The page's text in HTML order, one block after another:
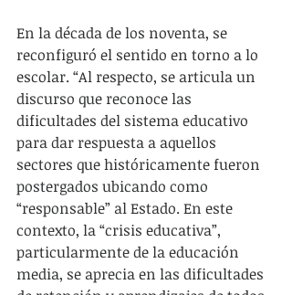
En la década de los noventa, se
reconfiguró el sentido en torno a lo
escolar. “Al respecto, se articula un
discurso que reconoce las
dificultades del sistema educativo
para dar respuesta a aquellos
sectores que históricamente fueron
postergados ubicando como
“responsable” al Estado. En este
contexto, la “crisis educativa”,
particularmente de la educación
media, se aprecia en las dificultades